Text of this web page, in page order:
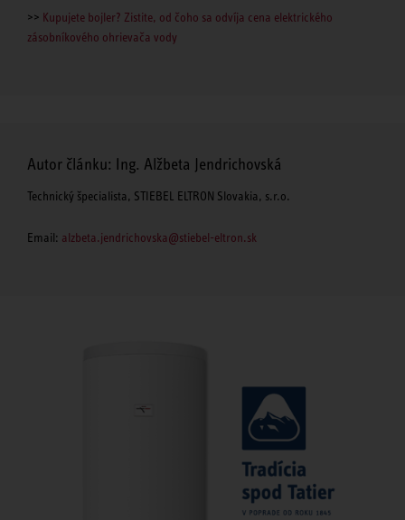
>> Kupujete bojler? Zistite, od čoho sa odvíja cena elektrického
zásobníkového ohrievača vody
Autor článku: Ing. Alžbeta Jendrichovská
Technický špecialista, STIEBEL ELTRON Slovakia, s.r.o.
Email: alzbeta.jendrichovska@stiebel-eltron.sk